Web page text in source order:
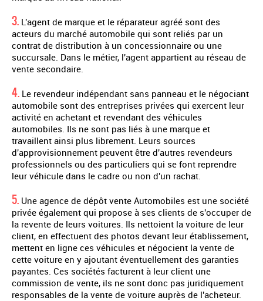
3. L'agent de marque et le réparateur agréé sont des
acteurs du marché automobile qui sont reliés par un
contrat de distribution à un concessionnaire ou une
succursale. Dans le métier, l'agent appartient au réseau de
vente secondaire.
4. Le revendeur indépendant sans panneau et le négociant
automobile sont des entreprises privées qui exercent leur
activité en achetant et revendant des véhicules
automobiles. Ils ne sont pas liés à une marque et
travaillent ainsi plus librement. Leurs sources
d'approvisionnement peuvent être d'autres revendeurs
professionnels ou des particuliers qui se font reprendre
leur véhicule dans le cadre ou non d'un rachat.
5. Une agence de dépôt vente Automobiles est une société
privée également qui propose à ses clients de s'occuper de
la revente de leurs voitures. Ils nettoient la voiture de leur
client, en effectuent des photos devant leur établissement,
mettent en ligne ces véhicules et négocient la vente de
cette voiture en y ajoutant éventuellement des garanties
payantes. Ces sociétés facturent à leur client une
commission de vente, ils ne sont donc pas juridiquement
responsables de la vente de voiture auprès de l'acheteur.